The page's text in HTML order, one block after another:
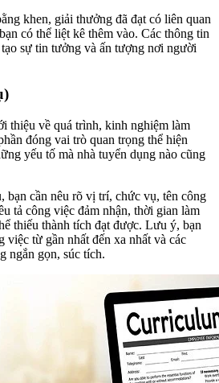
khen, giải thưởng đã đạt có liên quan
có thể liệt kê thêm vào. Các thông tin
sự tin tưởng và ấn tượng nơi người
thiệu về quá trình, kinh nghiệm làm
đóng vai trò quan trọng thể hiện
yếu tố mà nhà tuyển dụng nào cũng
bạn cần nêu rõ vị trí, chức vụ, tên công
tả công việc đảm nhận, thời gian làm
thiếu thành tích đạt được. Lưu ý, bạn
việc từ gần nhất đến xa nhất và các
ngắn gọn, súc tích.